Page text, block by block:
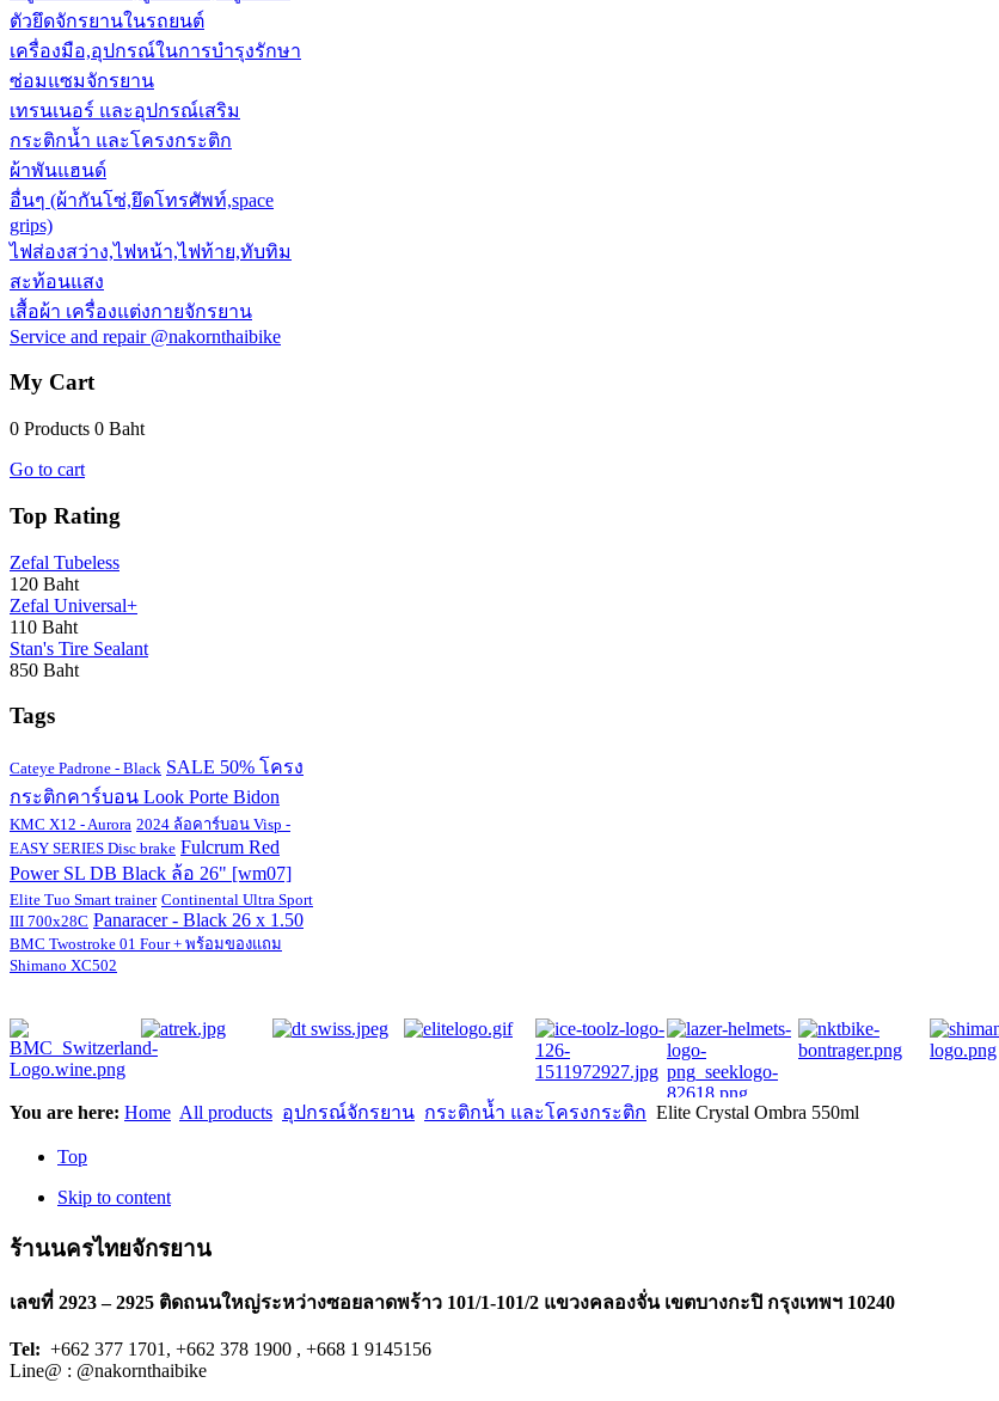
ตัวยึดจักรยานในรถยนต์
เครื่องมือ,อุปกรณ์ในการบำรุงรักษา
ซ่อมแซมจักรยาน
เทรนเนอร์ และอุปกรณ์เสริม
กระติกน้ำ และโครงกระติก
ผ้าพันแฮนด์
อื่นๆ (ผ้ากันโซ่,ยึดโทรศัพท์,space
grips)
ไฟส่องสว่าง,ไฟหน้า,ไฟท้าย,ทับทิม
สะท้อนแสง
เสื้อผ้า เครื่องแต่งกายจักรยาน
Service and repair @nakornthaibike
My Cart
0 Products 0 Baht
Go to cart
Top Rating
Zefal Tubeless
120 Baht
Zefal Universal+
110 Baht
Stan's Tire Sealant
850 Baht
Tags
Cateye Padrone - Black SALE 50% โครง
กระติกคาร์บอน Look Porte Bidon
KMC X12 - Aurora 2024 ล้อคาร์บอน Visp -
EASY SERIES Disc brake Fulcrum Red
Power SL DB Black ล้อ 26" [wm07]
Elite Tuo Smart trainer Continental Ultra Sport
III 700x28C Panaracer - Black 26 x 1.50
BMC Twostroke 01 Four + พร้อมของแถม
Shimano XC502
You are here: Home All products อุปกรณ์จักรยาน กระติกน้ำ และโครงกระติก Elite Crystal Ombra 550ml
Top
Skip to content
ร้านนครไทยจักรยาน
เลขที่ 2923 – 2925 ติดถนนใหญ่ระหว่างซอยลาดพร้าว 101/1-101/2 แขวงคลองจั่น เขตบางกะปิ กรุงเทพฯ 10240
Tel: +662 377 1701, +662 378 1900 , +668 1 9145156
Line@ : @nakornthaibike